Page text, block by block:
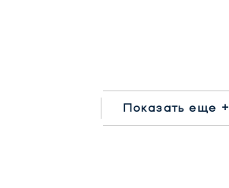
Показать еще +